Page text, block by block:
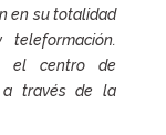
en su totalidad
el centro de
a través de la